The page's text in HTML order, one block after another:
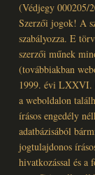
(Védjegy 000205/
Szerzői jogok! A
szabályozza. E
szerzői műnek
(továbbiakban
1999. évi LXXVI.
a weboldalon
írásos engedély
adatbázisából
jogtulajdonos
hivatkozással és a